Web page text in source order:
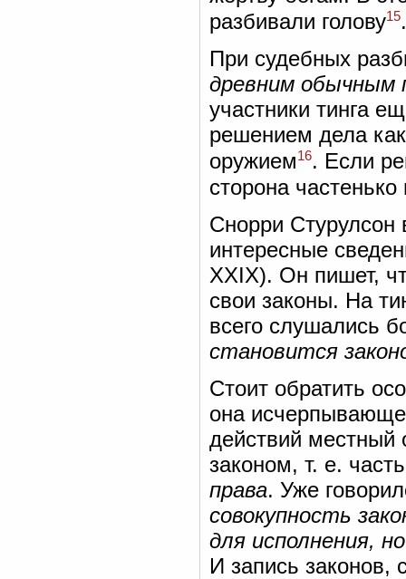
разбивали голову15.
При судебных
древним обычным
участники тинга
решением дела
оружием16. Если
сторона
Снорри
интересные
XXIX). Он пишет,
свои законы. На
всего слушались
становится
Стоит обратить
она
действий местный
законом, т. е.
права. Уже
совокупность
для исполнения,
И запись законов,